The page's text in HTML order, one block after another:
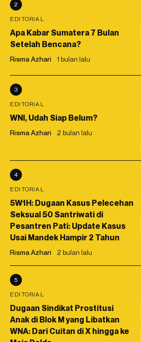
2
EDITORIAL
Apa Kabar Sumatera 7 Bulan
Setelah Bencana?
Risma Azhari 1 bulan lalu
3
EDITORIAL
WNI, Udah Siap Belum?
Risma Azhari 2 bulan lalu
4
EDITORIAL
5W1H: Dugaan Kasus Pelecehan
Seksual 50 Santriwati di
Pesantren Pati: Update Kasus
Usai Mandek Hampir 2 Tahun
Risma Azhari 2 bulan lalu
5
EDITORIAL
Dugaan Sindikat Prostitusi
Anak di Blok M yang Libatkan
WNA: Dari Cuitan di X hingga ke